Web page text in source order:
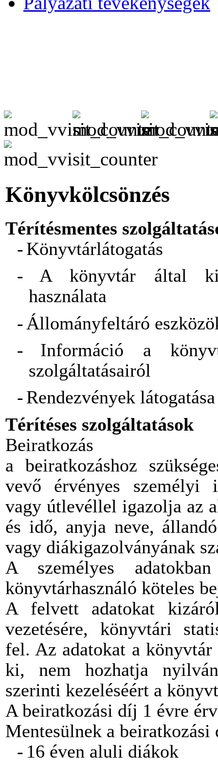
Könyvkölcsönzés
Térítésmentes
-Könyvtárlátogatás
-
A könyvtár által
használata
-Állományfeltáró
-
Információ a
szolgáltatásairól
-Rendezvények látogatása
Térítéses szolgáltatások
Beiratkozás
a beiratkozáshoz
vevő érvényes személyi
vagy útlevéllel igazolja az
és idő, anyja neve,
vagy diákigazolványának
A személyes
könyvtárhasználó köteles
A felvett adatokat
vezetésére, könyvtári
fel. Az adatokat a
ki, nem hozhatja
szerinti kezeléséért a
A beiratkozási díj 1 évre
Mentesülnek a
- 16 éven aluli diákok